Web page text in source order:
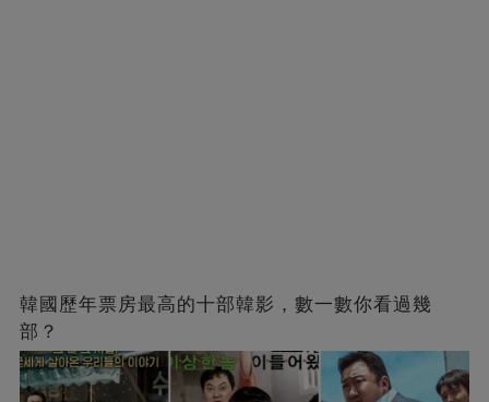
韓國歷年票房最高的十部韓影，數一數你看過幾
部？